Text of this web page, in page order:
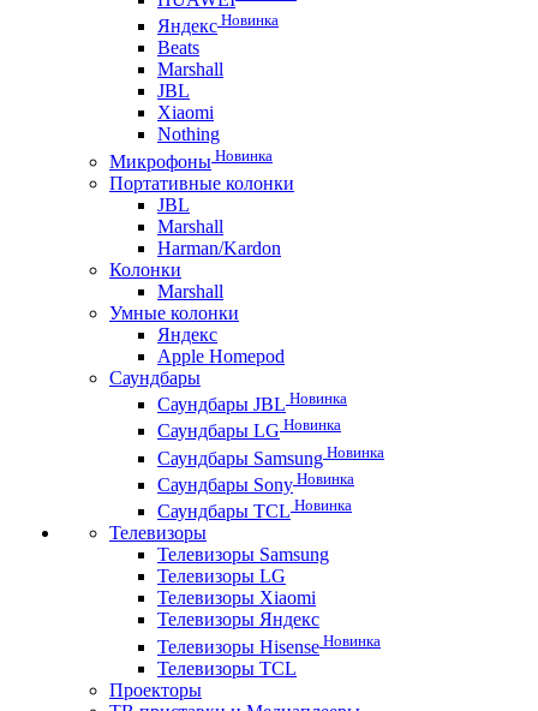
Яндекс Новинка
Beats
Marshall
JBL
Xiaomi
Nothing
Микрофоны Новинка
Портативные колонки
JBL
Marshall
Harman/Kardon
Колонки
Marshall
Умные колонки
Яндекс
Apple Homepod
Саундбары
Саундбары JBL Новинка
Саундбары LG Новинка
Саундбары Samsung Новинка
Саундбары Sony Новинка
Саундбары TCL Новинка
Телевизоры
Телевизоры Samsung
Телевизоры LG
Телевизоры Xiaomi
Телевизоры Яндекс
Телевизоры Hisense Новинка
Телевизоры TCL
Проекторы